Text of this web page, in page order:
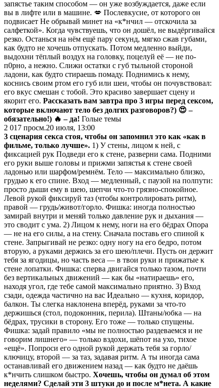
запястье таким способом — он уже возбуждается, даже если
вы в лифте или в машине. 💋 Послевкусие, от которого он
подвисает Не обрывай минет на «к*нчил — отскочила за
салфеткой». Когда чувствуешь, что он дошёл, не выдёргивайся
резко. Останься на нём ещё пару секунд, мягко сжав губами,
как будто не хочешь отпускать. Потом медленно выйди,
выдохни тёплый воздух на головку, поцелуй её — не по-
п0рно, а нежно. Слижи остатки с губ тыльной стороной
ладони, как будто стираешь помаду. Поднимись к нему,
коснись своим ртом его губ или шеи, чтобы он почувствовал:
его вкус смешан с тобой. Это красиво завершает сцену и
якорит его. Рассказать вам завтра про 3 игры перед сексом,
которые включают тело без долгих разговоров?) 😍 –
обязательно!) 🔥 – да! Голые темы
2 017 просм.20 июля, 13:00
3 сценария секса стоя, чтобы он запомнил это как «как в
фильме, только лучше». 1) У стены, лицом к ней, с
фиксацией рук Подведи его к стене, разверни сама. Подними
его руки выше головы и прижми запястья к стене своей
ладонью или шарфом/ремнём. Тело — максимально близко,
грудью к его спине. Вход — медленный, с паузой на полпути:
просто дыши ему в шею, шепчи что-то грязно-спокойное.
Левой рукой фиксируй таз (чтобы контролировать ритм),
правой — грудь/живот/горло. Фишка: иногда полностью
замирай внутри и меняй только давление рук и дыхания —
это сводит с ума. 2) Лицом к нему, ноги на его бёдрах Опора
— не на его силы, а на стену. Сначала поставь его спиной к
стене. Запрыгивай не резко: одну ногу на его бедро, потом
вторую, а руками держись за его шею/плечи. Пусть он держит
тебя за ягодицы, но часть веса — в твои руки и прижатые к
стене лопатки. Фишка: сперва двигайся только тазом, почти
без вертикальных движений — как бы «натираешь» его,
находя угол, где тебе самой максимально приятно. 3) Вход
сзади, одежда частично на вас Идеально — кухня, коридор,
балкон. Ты слегка наклонена вперёд, руками за что-то
держишься (стол, подоконник, перила). Штаны/юбка — на
бёдрах, трусики в сторону. Его тоже — только спущены.
Фишка: задай правило «мы не полностью раздеваемся и не
говорим лишнего» — только вздохи, шёпот на ухо, тихое
«ещё». Попроси его одной рукой держать тебя за горло/
ключицу, второй — за таз, задавая ритм. А ты иногда сама
останавливай его движением назад — как будто не даёшь
к*нчить слишком быстро. Хочешь, чтобы он думал об этом
неделями? Сделай эти 3 штуки до и после м*нета. А какие